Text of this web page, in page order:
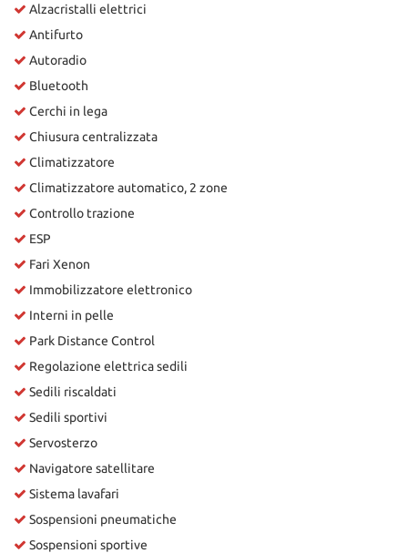
Alzacristalli elettrici
Antifurto
Autoradio
Bluetooth
Cerchi in lega
Chiusura centralizzata
Climatizzatore
Climatizzatore automatico, 2 zone
Controllo trazione
ESP
Fari Xenon
Immobilizzatore elettronico
Interni in pelle
Park Distance Control
Regolazione elettrica sedili
Sedili riscaldati
Sedili sportivi
Servosterzo
Navigatore satellitare
Sistema lavafari
Sospensioni pneumatiche
Sospensioni sportive